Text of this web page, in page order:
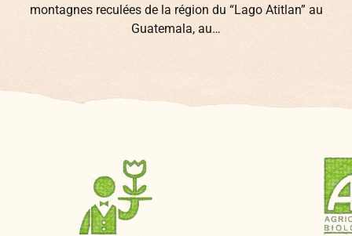
montagnes reculées de la région du “Lago Atitlan” au
Guatemala, au…